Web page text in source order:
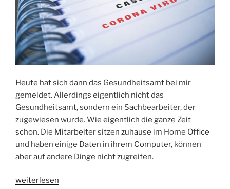
Heute hat sich dann das Gesundheitsamt bei mir
gemeldet. Allerdings eigentlich nicht das
Gesundheitsamt, sondern ein Sachbearbeiter, der
zugewiesen wurde. Wie eigentlich die ganze Zeit
schon. Die Mitarbeiter sitzen zuhause im Home Office
und haben einige Daten in ihrem Computer, können
aber auf andere Dinge nicht zugreifen.
„Corona
weiterlesen